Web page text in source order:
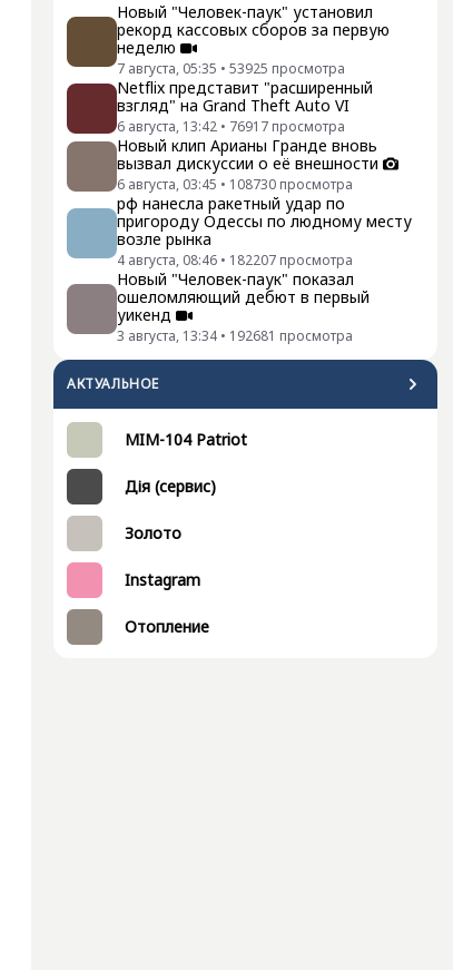
Новый "Человек-паук" установил
рекорд кассовых сборов за первую
неделю
7 августа, 05:35 • 53925 просмотра
Netflix представит "расширенный
взгляд" на Grand Theft Auto VI
6 августа, 13:42 • 76917 просмотра
Новый клип Арианы Гранде вновь
вызвал дискуссии о её внешности
6 августа, 03:45 • 108730 просмотра
рф нанесла ракетный удар по
пригороду Одессы по людному месту
возле рынка
4 августа, 08:46 • 182207 просмотра
Новый "Человек-паук" показал
ошеломляющий дебют в первый
уикенд
3 августа, 13:34 • 192681 просмотра
АКТУАЛЬНОЕ
MIM-104 Patriot
Дія (сервис)
Золото
Instagram
Отопление